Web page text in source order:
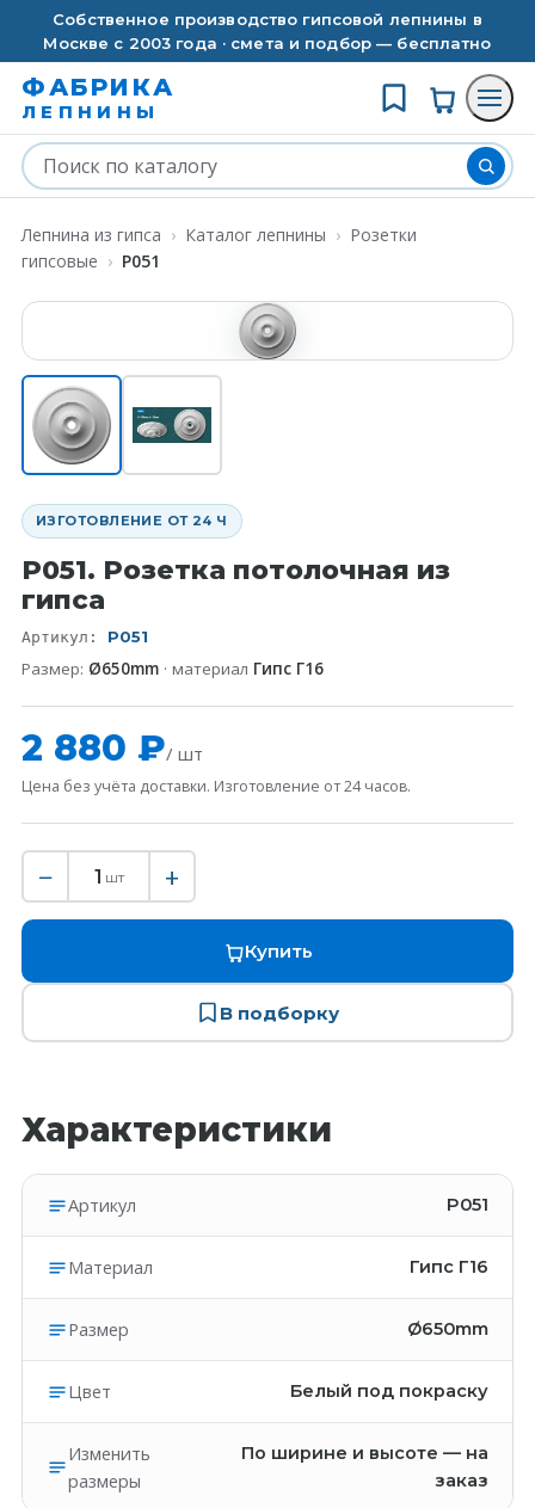
Собственное производство гипсовой лепнины в
Москве с 2003 года · смета и подбор — бесплатно
ФАБРИКА
ЛЕПНИНЫ
Лепнина из гипса › Каталог лепнины › Розетки
гипсовые › P051
ИЗГОТОВЛЕНИЕ ОТ 24 Ч
P051. Розетка потолочная из
гипса
Артикул: P051
Размер: Ø650mm · материал Гипс Г16
2 880 ₽/ шт
Цена без учёта доставки. Изготовление от 24 часов.
− 1 шт +
Купить
В подборку
Характеристики
Артикул P051
Материал Гипс Г16
Размер Ø650mm
Цвет Белый под покраску
Изменить
размеры
По ширине и высоте — на
заказ